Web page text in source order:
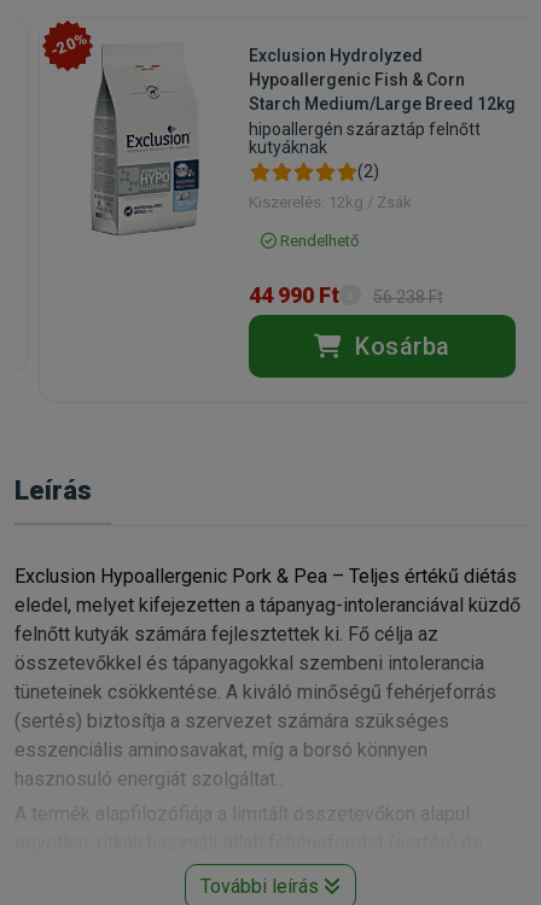
-20%
Exclusion Hydrolyzed
Hypoallergenic Fish & Corn
Starch Medium/Large Breed 12kg
hipoallergén száraztáp felnőtt
kutyáknak
(2)
Kiszerelés: 12kg / Zsák
Rendelhető
44 990 Ft 56 238 Ft
Kosárba
Leírás
Exclusion Hypoallergenic Pork & Pea – Teljes értékű diétás
eledel, melyet kifejezetten a tápanyag-intoleranciával küzdő
felnőtt kutyák számára fejlesztettek ki. Fő célja az
összetevőkkel és tápanyagokkal szembeni intolerancia
tüneteinek csökkentése. A kiváló minőségű fehérjeforrás
(sertés) biztosítja a szervezet számára szükséges
esszenciális aminosavakat, míg a borsó könnyen
hasznosuló energiát szolgáltat..
A termék alapfilozófiája a limitált összetevőkön alapul:
egyetlen, könnyen emészthető szénhidrátforrást (borsó)
További leírás